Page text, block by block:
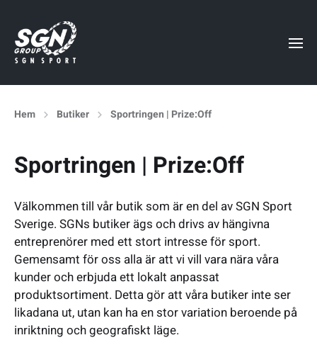
Hem Butiker Sportringen | Prize:Off
Sportringen | Prize:Off
Välkommen till vår butik som är en del av SGN Sport
Sverige. SGNs butiker ägs och drivs av hängivna
entreprenörer med ett stort intresse för sport.
Gemensamt för oss alla är att vi vill vara nära våra
kunder och erbjuda ett lokalt anpassat
produktsortiment. Detta gör att våra butiker inte ser
likadana ut, utan kan ha en stor variation beroende på
inriktning och geografiskt läge.